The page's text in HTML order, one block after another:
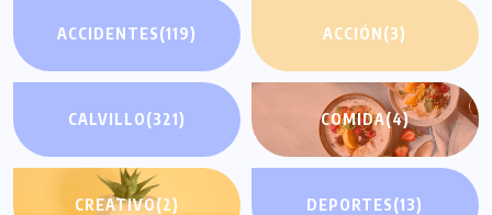
ACCIDENTES(119) ACCIÓN(3)
CALVILLO(321) COMIDA(4)
CREATIVO(2) DEPORTES(13)